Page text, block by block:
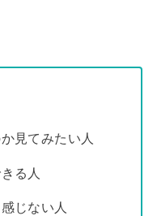
見てみたい人
る人
じない人